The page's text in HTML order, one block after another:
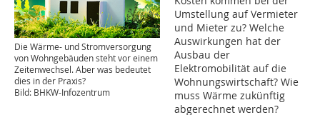
Die Wärme- und Stromversorgung
von Wohngebäuden steht vor einem
Zeitenwechsel. Aber was bedeutet
dies in der Praxis?
Bild: BHKW-Infozentrum
Umstellung auf Vermieter
und Mieter zu? Welche
Auswirkungen hat der
Ausbau der
Elektromobilität auf die
Wohnungswirtschaft? Wie
muss Wärme zukünftig
abgerechnet werden?